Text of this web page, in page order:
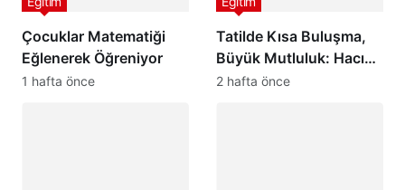
Çocuklar Matematiği
Eğlenerek Öğreniyor
1 hafta önce
Tatilde Kısa Buluşma,
Büyük Mutluluk: Hacı
Ali Saruhan İlkokulu ve
2 hafta önce